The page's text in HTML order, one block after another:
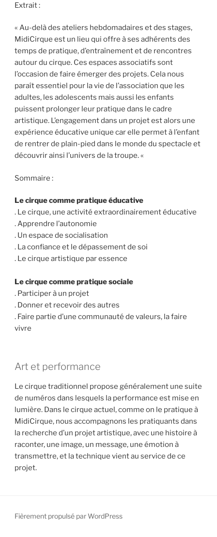
Extrait :
« Au-delà des ateliers hebdomadaires et des stages,
MidiCirque est un lieu qui offre à ses adhérents des
temps de pratique, d’entraînement et de rencontres
autour du cirque. Ces espaces associatifs sont
l’occasion de faire émerger des projets. Cela nous
paraît essentiel pour la vie de l’association que les
adultes, les adolescents mais aussi les enfants
puissent prolonger leur pratique dans le cadre
artistique. L’engagement dans un projet est alors une
expérience éducative unique car elle permet à l’enfant
de rentrer de plain-pied dans le monde du spectacle et
découvrir ainsi l’univers de la troupe. «
Sommaire :
Le cirque comme pratique éducative
. Le cirque, une activité extraordinairement éducative
. Apprendre l’autonomie
. Un espace de socialisation
. La confiance et le dépassement de soi
. Le cirque artistique par essence
Le cirque comme pratique sociale
. Participer à un projet
. Donner et recevoir des autres
. Faire partie d’une communauté de valeurs, la faire
vivre
Art et performance
Le cirque traditionnel propose généralement une suite
de numéros dans lesquels la performance est mise en
lumière. Dans le cirque actuel, comme on le pratique à
MidiCirque, nous accompagnons les pratiquants dans
la recherche d’un projet artistique, avec une histoire à
raconter, une image, un message, une émotion à
transmettre, et la technique vient au service de ce
projet.
Fièrement propulsé par WordPress